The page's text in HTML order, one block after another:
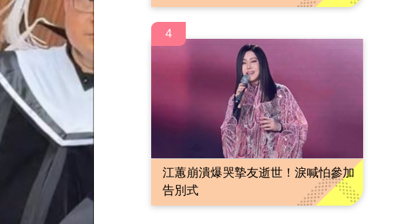
4
江蕙崩潰爆哭摯友逝世！淚喊怕參加
告別式